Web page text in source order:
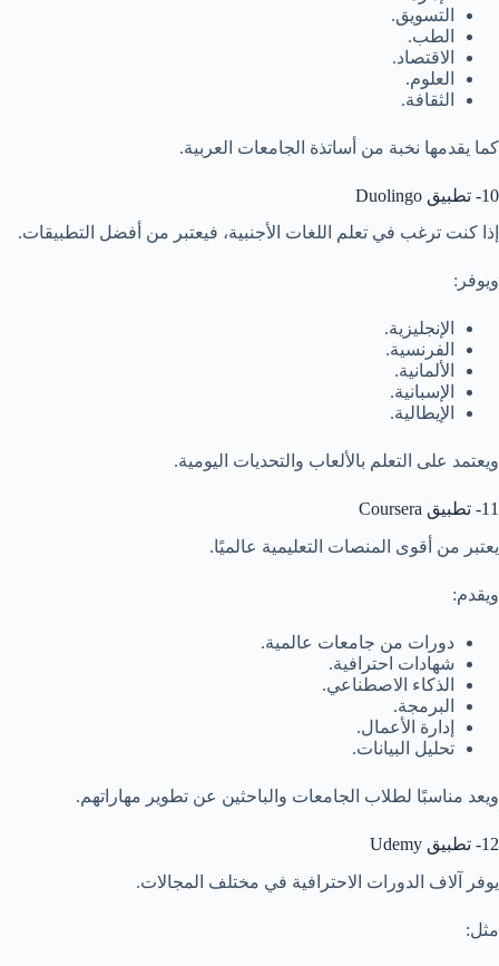
التسويق.
الطب.
الاقتصاد.
العلوم.
الثقافة.
كما يقدمها نخبة من أساتذة الجامعات العربية.
10- تطبيق Duolingo
إذا كنت ترغب في تعلم اللغات الأجنبية، فيعتبر من أفضل التطبيقات.
ويوفر:
الإنجليزية.
الفرنسية.
الألمانية.
الإسبانية.
الإيطالية.
ويعتمد على التعلم بالألعاب والتحديات اليومية.
11- تطبيق Coursera
يعتبر من أقوى المنصات التعليمية عالميًا.
ويقدم:
دورات من جامعات عالمية.
شهادات احترافية.
الذكاء الاصطناعي.
البرمجة.
إدارة الأعمال.
تحليل البيانات.
ويعد مناسبًا لطلاب الجامعات والباحثين عن تطوير مهاراتهم.
12- تطبيق Udemy
يوفر آلاف الدورات الاحترافية في مختلف المجالات.
مثل: